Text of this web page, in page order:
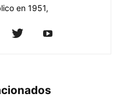
en 1951,